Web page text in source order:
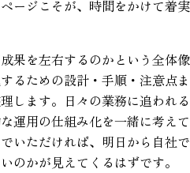
ージこそが、時間をかけて着実
果を左右するのかという全体像
るための設計・手順・注意点ま
します。日々の業務に追われる
運用の仕組み化を一緒に考えて
いただければ、明日から自社で
のかが見えてくるはずです。